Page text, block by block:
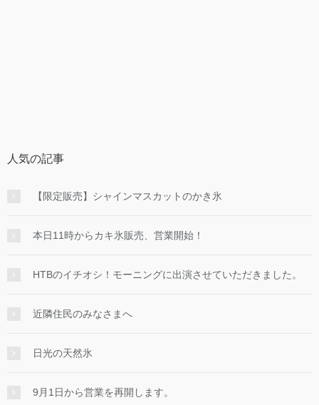
人気の記事
【限定販売】シャインマスカットのかき氷
本日11時からカキ氷販売、営業開始！
HTBのイチオシ！モーニングに出演させていただきました。
近隣住民のみなさまへ
日光の天然氷
9月1日から営業を再開します。